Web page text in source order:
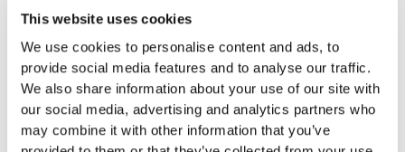
This website uses cookies
We use cookies to personalise content and ads, to
provide social media features and to analyse our traffic.
We also share information about your use of our site with
our social media, advertising and analytics partners who
may combine it with other information that you’ve
se la regione non è ancora riuscita a eguagliare i
Prospettive: una solida